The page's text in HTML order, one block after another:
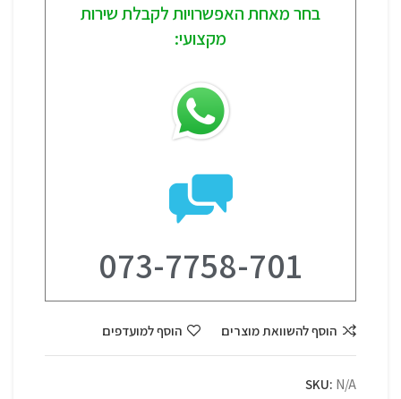
בחר מאחת האפשרויות לקבלת שירות
מקצועי:
073-7758-701
הוסף להשוואת מוצרים הוסף למועדפים
SKU: N/A